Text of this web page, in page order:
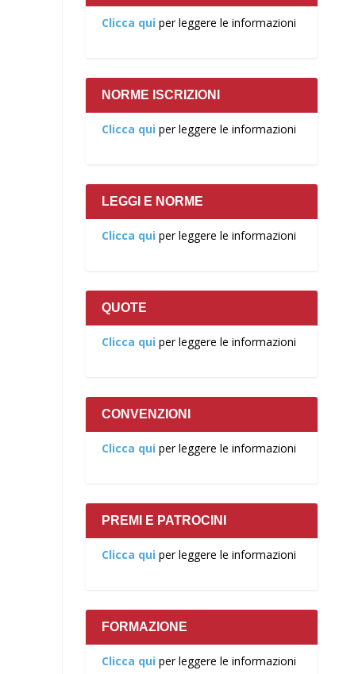
Clicca qui per leggere le informazioni
NORME ISCRIZIONI
Clicca qui per leggere le informazioni
LEGGI E NORME
Clicca qui per leggere le informazioni
QUOTE
Clicca qui per leggere le informazioni
CONVENZIONI
Clicca qui per leggere le informazioni
PREMI E PATROCINI
Clicca qui per leggere le informazioni
FORMAZIONE
Clicca qui per leggere le informazioni